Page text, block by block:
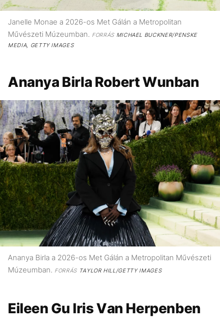
Janelle Monae a 2026-os Met Gálán a Metropolitan
Művészeti Múzeumban. FORRÁSMICHAEL BUCKNER/PENSKE
MEDIA, GETTY IMAGES
Ananya Birla Robert Wunban
Ananya Birla a 2026-os Met Gálán a Metropolitan Művészeti
Múzeumban. FORRÁSTAYLOR HILL/GETTY IMAGES
Eileen Gu Iris Van Herpenben